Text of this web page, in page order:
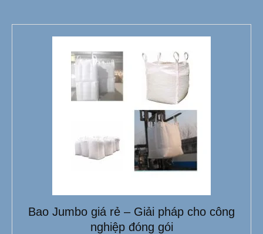
Bao Jumbo giá rẻ – Giải pháp cho công
nghiệp đóng gói